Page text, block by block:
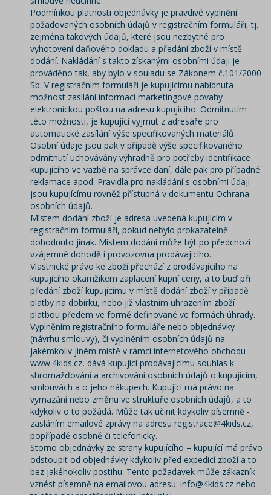
Podmínkou platnosti objednávky je pravdivé vyplnění
požadovaných osobních údajů v registračním formuláři, tj.
zejména takových údajů, které jsou nezbytné pro
vyhotovení daňového dokladu a předání zboží v místě
dodání. Nakládání s takto získanými osobními údaji je
prováděno tak, aby bylo v souladu se Zákonem č.101/2000
Sb. V registračním formuláři je kupujícímu nabídnuta
možnost zasílání informací marketingové povahy
elektronickou poštou na adresu kupujícího. Odmítnutím
této možnosti, je kupující vyjmut z adresáře pro
automatické zasílání výše specifikovaných materiálů.
Osobní údaje jsou pak v případě výše specifikovaného
odmítnutí uchovávány výhradně pro potřeby identifikace
kupujícího ve vazbě na správce daní, dále pak pro případné
reklamace apod. Pravidla pro nakládání s osobními údaji
jsou kupujícímu rovněž přístupná v dokumentu Ochrana
osobních údajů.
Místem dodání zboží je adresa uvedená kupujícím v
registračním formuláři, pokud nebylo prokazatelně
dohodnuto jinak. Místem dodání může být po předchozí
vzájemné dohodě i provozovna prodávajícího.
Vlastnické právo ke zboží přechází z prodávajícího na
kupujícího okamžikem zaplacení kupní ceny, a to buď při
předání zboží kupujícímu v místě dodání zboží v případě
platby na dobírku, nebo již vlastním uhrazením zboží
platbou předem ve formě definované ve formách úhrady.
Vyplněním registračního formuláře nebo objednávky
(návrhu smlouvy), či vyplněním osobních údajů na
jakémkoliv jiném místě v rámci internetového obchodu
www.4kids.cz, dává kupující prodávajícímu souhlas k
shromažďování a archivování osobních údajů o kupujícím,
smlouvách a o jeho nákupech. Kupující má právo na
vymazání nebo změnu ve struktuře osobních údajů, a to
kdykoliv o to požádá. Může tak učinit kdykoliv písemně -
zasláním emailové zprávy na adresu registrace@4kids.cz,
popřípadě osobně či telefonicky.
Storno objednávky ze strany kupujícího – kupující má právo
odstoupit od objednávky kdykoliv před expedicí zboží a to
bez jakéhokoliv postihu. Tento požadavek může zákazník
vznést písemně na emailovou adresu: info@4kids.cz nebo